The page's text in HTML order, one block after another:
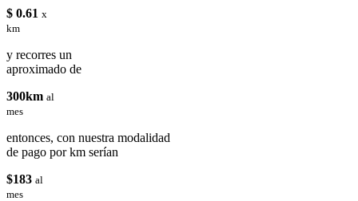
$ 0.61 x
km
y recorres un
aproximado de
300km al
mes
entonces, con nuestra modalidad
de pago por km serían
$183 al
mes